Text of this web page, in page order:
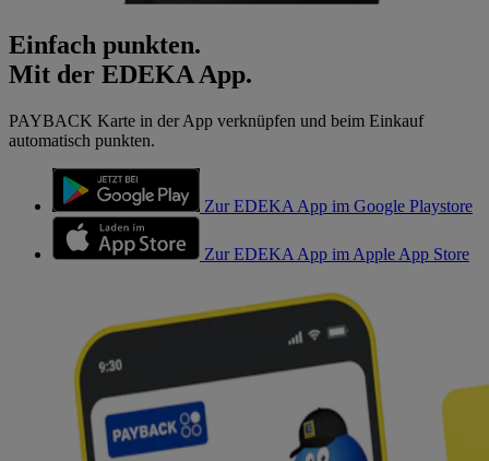
Einfach punkten.
Mit der EDEKA App.
PAYBACK Karte in der App verknüpfen und beim Einkauf
automatisch punkten.
Zur EDEKA App im Google Playstore
Zur EDEKA App im Apple App Store